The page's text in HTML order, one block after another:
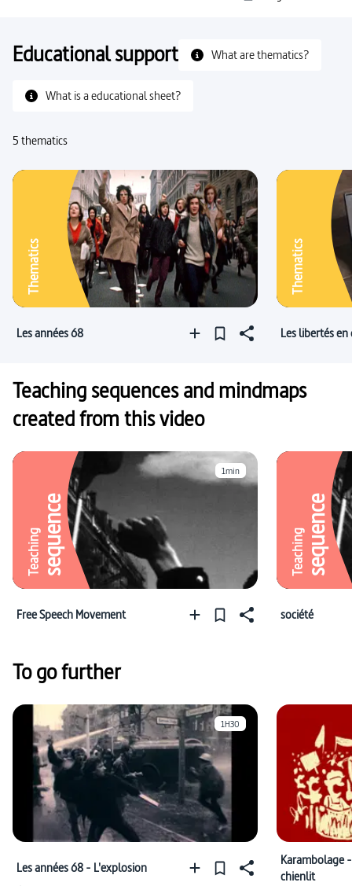
Educational support What are thematics?
What is a educational sheet?
5 thematics
Thematics
Les années 68
Thematics
Les libertés
Teaching sequences and mindmaps
created from this video
Teachingsequence
1min
Free Speech Movement
Teachingsequence
société
To go further
1H30
Les années 68 - L'explosion
Karambolage
chienlit